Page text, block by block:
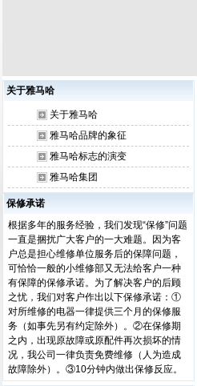
关于雅马哈
关于雅马哈
雅马哈品牌的象征
雅马哈标志的演变
雅马哈集团
保修承诺
根据多年的服务经验，我们发现“保修”问题
一直是捆扰广大客户的一大难题。因为客
户总是担心维修单位服务后的保障问题，
可恰恰一般的小维修部又无法给客户一种
有保障的保修承诺。为了解决客户的后顾
之忧，我们对客户作出以下保修承诺：①
对所维修的电器一律提供三个月的保修服
务（如事先另有约定除外）。②在保修期
之内，出现原故障或原配件再次损坏的情
况，我公司一律负责免费维修（人为造成
故障除外）。③10分钟内做出保修反应。